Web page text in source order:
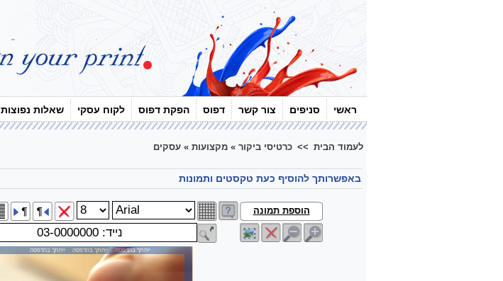
ראשי סניפים צור קשר דפוס הפקת דפוס לקוח עסקי שאלות נפוצות
לעמוד הבית >> כרטיסי ביקור » מקצועות » עסקים
באפשרותך להוסיף כעת טקסטים ותמונות
הוספת תמונה
ייחתך בהדפסה ייחתך בהדפסה ייחתך בהדפסה